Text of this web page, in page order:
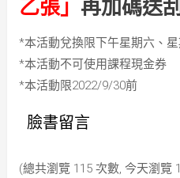
乙張」 再加碼送
*本活動兌換限下午星期六、
*本活動不可使用課程現金券
*本活動限2022/9/30前
臉書留言
(總共瀏覽 115 次數, 今天瀏覽